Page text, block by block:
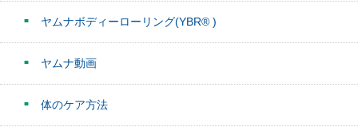
ヤムナボディーローリング(YBR® )
ヤムナ動画
体のケア方法